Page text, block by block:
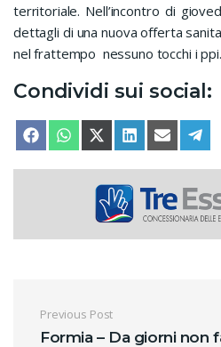
territoriale. Nell’incontro di
dettagli di una nuova offerta
nel frattempo nessuno tocchi i ppi.
Condividi sui social:
SHARE ON
FACEBOOKSHARE ON
WHATSAPPSHARE ON
X (TWITTER)
SHARE ON
LINKEDINSHARE
EMAIL
Navigazione
Previous Post
Formia – Da giorni non